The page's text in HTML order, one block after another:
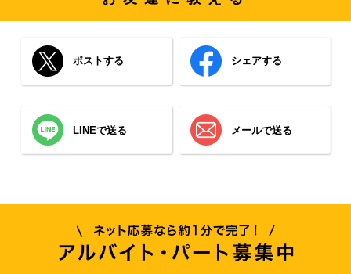
ポストする シェアする
LINEで送る メールで送る